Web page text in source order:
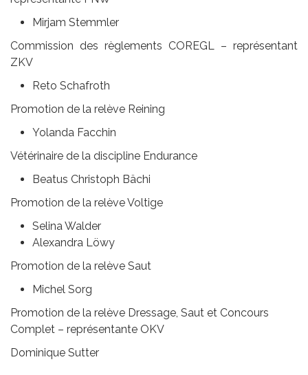
Mirjam Stemmler
Commission des règlements COREGL – représentant
ZKV
Reto Schafroth
Promotion de la relève Reining
Yolanda Facchin
Vétérinaire de la discipline Endurance
Beatus Christoph Bächi
Promotion de la relève Voltige
Selina Walder
Alexandra Löwy
Promotion de la relève Saut
Michel Sorg
Promotion de la relève Dressage, Saut et Concours
Complet – représentante OKV
Dominique Sutter